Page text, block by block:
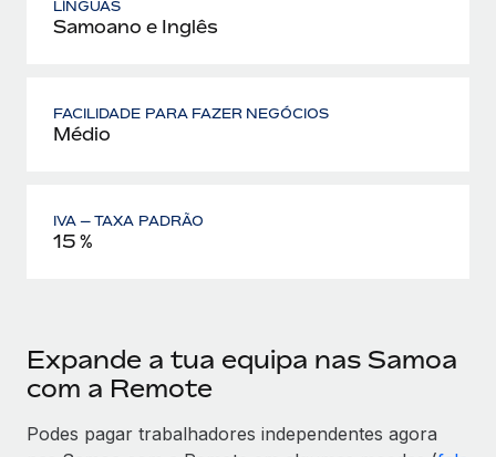
LÍNGUAS
Samoano e Inglês
FACILIDADE PARA FAZER NEGÓCIOS
Médio
IVA — TAXA PADRÃO
15 %
Expande a tua equipa nas Samoa
com a Remote
Podes pagar trabalhadores independentes agora